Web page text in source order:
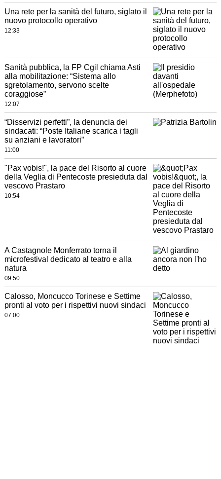
Una rete per la sanità del futuro, siglato il
nuovo protocollo operativo
12:33
Sanità pubblica, la FP Cgil chiama Asti
alla mobilitazione: “Sistema allo
sgretolamento, servono scelte
coraggiose”
12:07
“Disservizi perfetti”, la denuncia dei
sindacati: “Poste Italiane scarica i tagli
su anziani e lavoratori”
11:00
"Pax vobis!", la pace del Risorto al cuore
della Veglia di Pentecoste presieduta dal
vescovo Prastaro
10:54
A Castagnole Monferrato torna il
microfestival dedicato al teatro e alla
natura
09:50
Calosso, Moncucco Torinese e Settime
pronti al voto per i rispettivi nuovi sindaci
07:00